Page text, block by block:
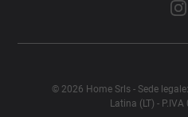
© 2026 Home Srls - Sede
Latina (LT) -